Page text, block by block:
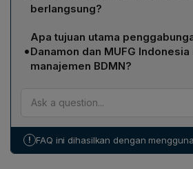
dan persetujuan pemegang saham
berlangsung?
Manajemen menegaskan bahwa
integrasi, operasional Danamon
Indonesia tetap berjalan normal;
pada layanan, jam operasional,
menggunakan produk finansial
•
Apa tujuan utama
Danamon dan MUFG
manajemen BDMN?
Tujuan utama adalah membentuk
finansial global terbesar di
kekuatan bisnis, keahlian, serta
tambah bagi pemegang saham,
! FAQ ini dihasilkan dengan